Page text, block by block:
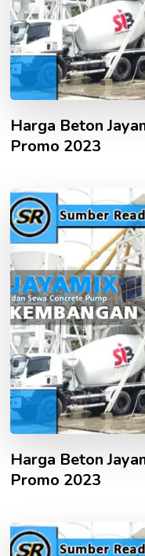
Harga Beton
Promo 2023
Harga Beton
Promo 2023